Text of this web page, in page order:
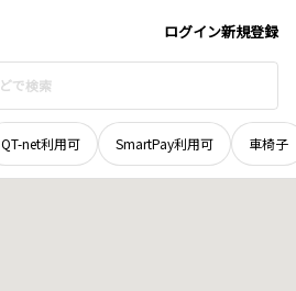
ログイン新規登録
QT-net利用可 SmartPay利用可 車椅子